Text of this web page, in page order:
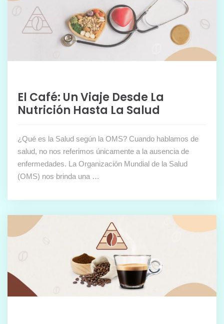
El Café: Un Viaje Desde La
Nutrición Hasta La Salud
¿Qué es la Salud según la OMS? Cuando hablamos de
salud, no nos referimos únicamente a la ausencia de
enfermedades. La Organización Mundial de la Salud
(OMS) nos brinda una …